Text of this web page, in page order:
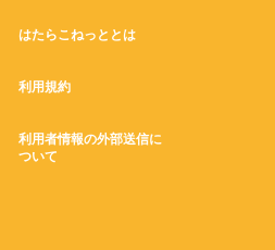
はたらこねっととは
利用規約
利用者情報の外部送信に
ついて